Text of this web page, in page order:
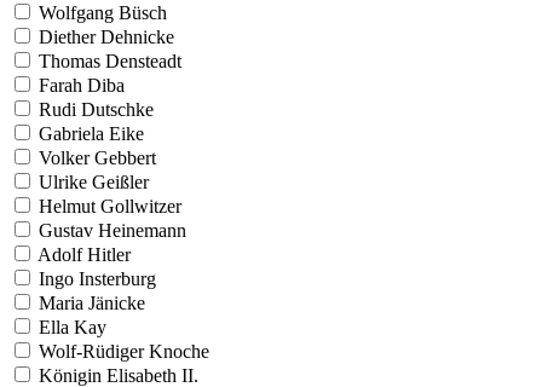
Wolfgang Büsch
Diether Dehnicke
Thomas Densteadt
Farah Diba
Rudi Dutschke
Gabriela Eike
Volker Gebbert
Ulrike Geißler
Helmut Gollwitzer
Gustav Heinemann
Adolf Hitler
Ingo Insterburg
Maria Jänicke
Ella Kay
Wolf-Rüdiger Knoche
Königin Elisabeth II.